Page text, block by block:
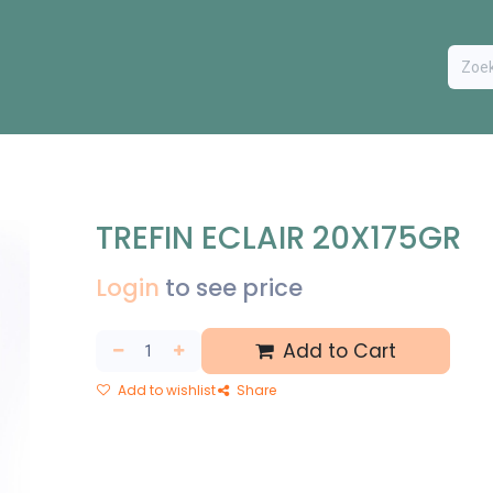
TREFIN ECLAIR 20X175GR
Login to see price
Add to Cart
Add to wishlist Share